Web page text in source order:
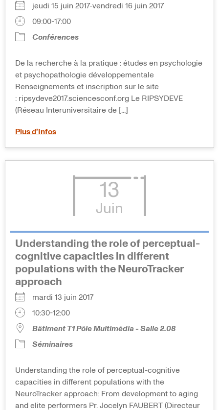
jeudi 15 juin 2017-vendredi 16 juin 2017
09:00-17:00
Conférences
De la recherche à la pratique : études en psychologie
et psychopathologie développementale
Renseignements et inscription sur le site
: ripsydeve2017.sciencesconf.org Le RIPSYDEVE
(Réseau Interuniversitaire de [...]
Plus d’Infos
13
Juin
Understanding the role of perceptual-
cognitive capacities in different
populations with the NeuroTracker
approach
mardi 13 juin 2017
10:30-12:00
Bâtiment T1 Pôle Multimédia - Salle 2.08
Séminaires
Understanding the role of perceptual-cognitive
capacities in different populations with the
NeuroTracker approach: From development to aging
and elite performers Pr. Jocelyn FAUBERT (Directeur